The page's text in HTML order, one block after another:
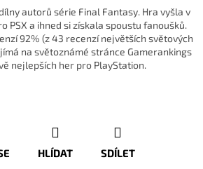
autorů série Final Fantasy. Hra vyšla v
PSX a ihned si získala spoustu fanoušků.
92% (z 43 recenzí největších světových
na světoznámé stránce Gamerankings
nejlepších her pro PlayStation.
HLÍDAT SDÍLET